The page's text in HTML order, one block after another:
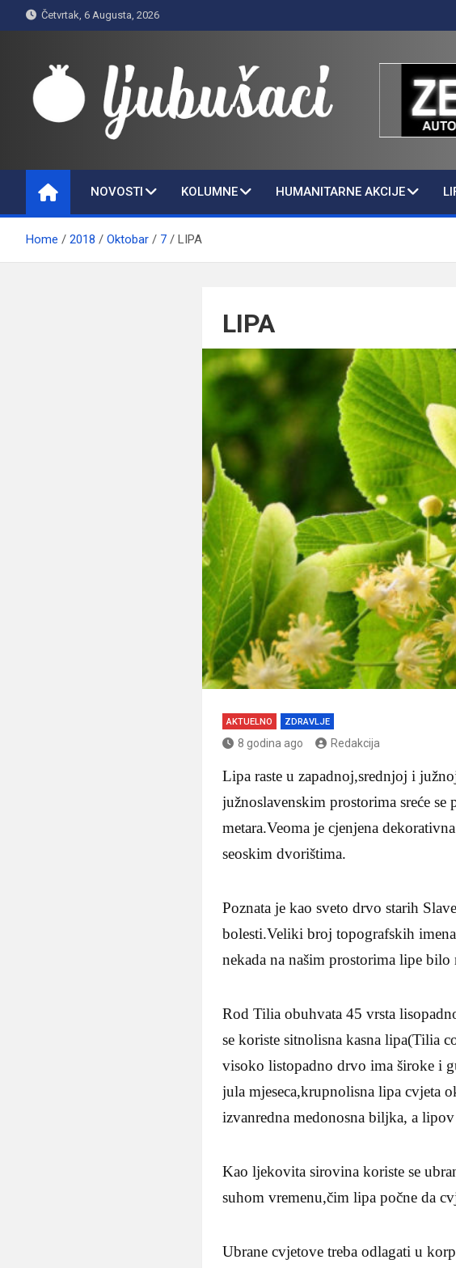
to
Četvrtak, 6 Augusta, 2026
Ljubušaci
NOVOSTI KOLUMNE HUMANITARNE AKCIJE
Home 2018 Oktobar 7 LIPA
LIPA
AKTUELNO ZDRAVLJE
8 godina ago Redakcija
Lipa raste u zapadnoj,srednjoj i
južnoslavenskim prostorima sreće
metara.Veoma je cjenjena
seoskim dvorištima.
Poznata je kao sveto drvo starih
bolesti.Veliki broj topografskih
nekada na našim prostorima lipe
Rod Tilia obuhvata 45 vrsta
se koriste sitnolisna kasna lipa(Tilia
visoko listopadno drvo ima široke i
jula mjeseca,krupnolisna lipa cvjeta
izvanredna medonosna biljka, a
Kao ljekovita sirovina koriste se
suhom vremenu,čim lipa počne da
Ubrane cvjetove treba odlagati u